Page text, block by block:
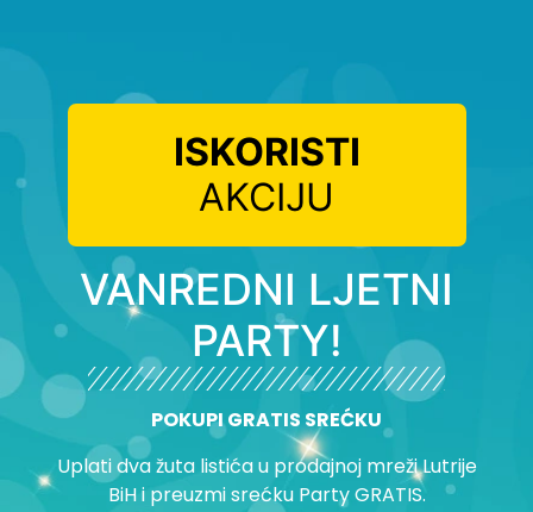
ISKORISTI
AKCIJU
VANREDNI LJETNI
PARTY!
POKUPI GRATIS SREĆKU
Uplati dva žuta listića u prodajnoj mreži Lutrije
BiH i preuzmi srećku Party GRATIS.